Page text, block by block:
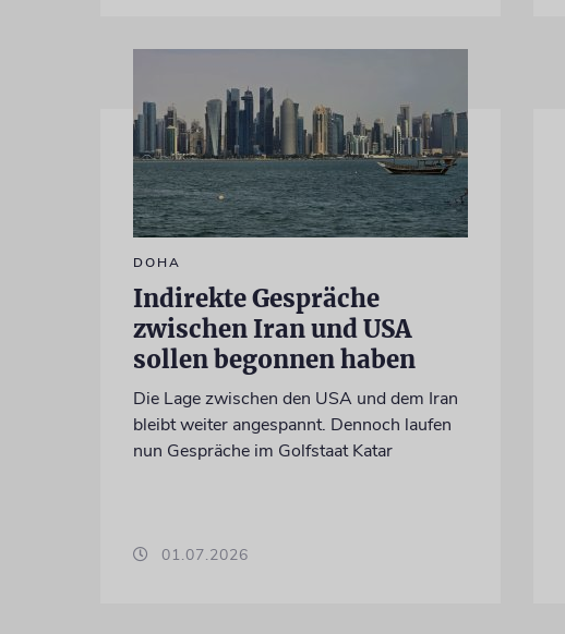
DOHA
Indirekte Gespräche
zwischen Iran und USA
sollen begonnen haben
Die Lage zwischen den USA und dem Iran
bleibt weiter angespannt. Dennoch laufen
nun Gespräche im Golfstaat Katar
01.07.2026